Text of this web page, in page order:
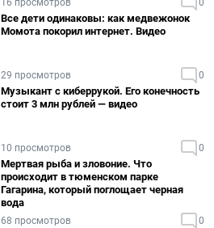
16 просмотров 0
Все дети одинаковы: как медвежонок
Момота покорил интернет. Видео
29 просмотров 0
Музыкант с киберрукой. Его конечность
стоит 3 млн рублей — видео
10 просмотров 0
Мертвая рыба и зловоние. Что
происходит в тюменском парке
Гагарина, который поглощает черная
вода
68 просмотров 0